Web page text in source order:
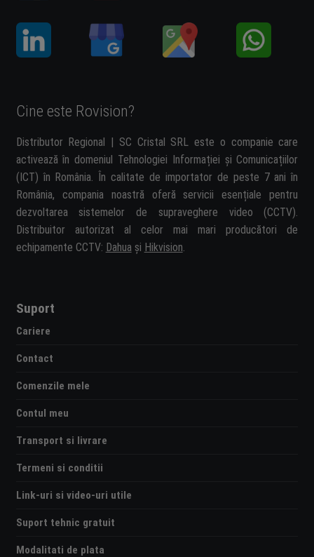
Cine este Rovision?
Distributor Regional | SC Cristal SRL este o companie care
activează în domeniul Tehnologiei Informației și Comunicațiilor
(ICT) în România. În calitate de importator de peste 7 ani în
România, compania noastră oferă servicii esențiale pentru
dezvoltarea sistemelor de supraveghere video (CCTV).
Distribuitor autorizat al celor mai mari producători de
echipamente CCTV: Dahua și Hikvision
Suport
Cariere
Contact
Comenzile mele
Contul meu
Transport si livrare
Termeni si conditii
Link-uri si video-uri utile
Suport tehnic gratuit
Modalitati de plata